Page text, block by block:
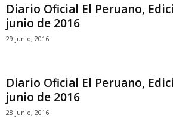
Diario Oficial El Peruano,
junio de 2016
29 junio, 2016
Diario Oficial El Peruano,
junio de 2016
28 junio, 2016